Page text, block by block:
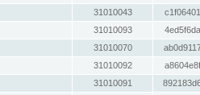
31010043
31010093
31010070
31010092
31010091